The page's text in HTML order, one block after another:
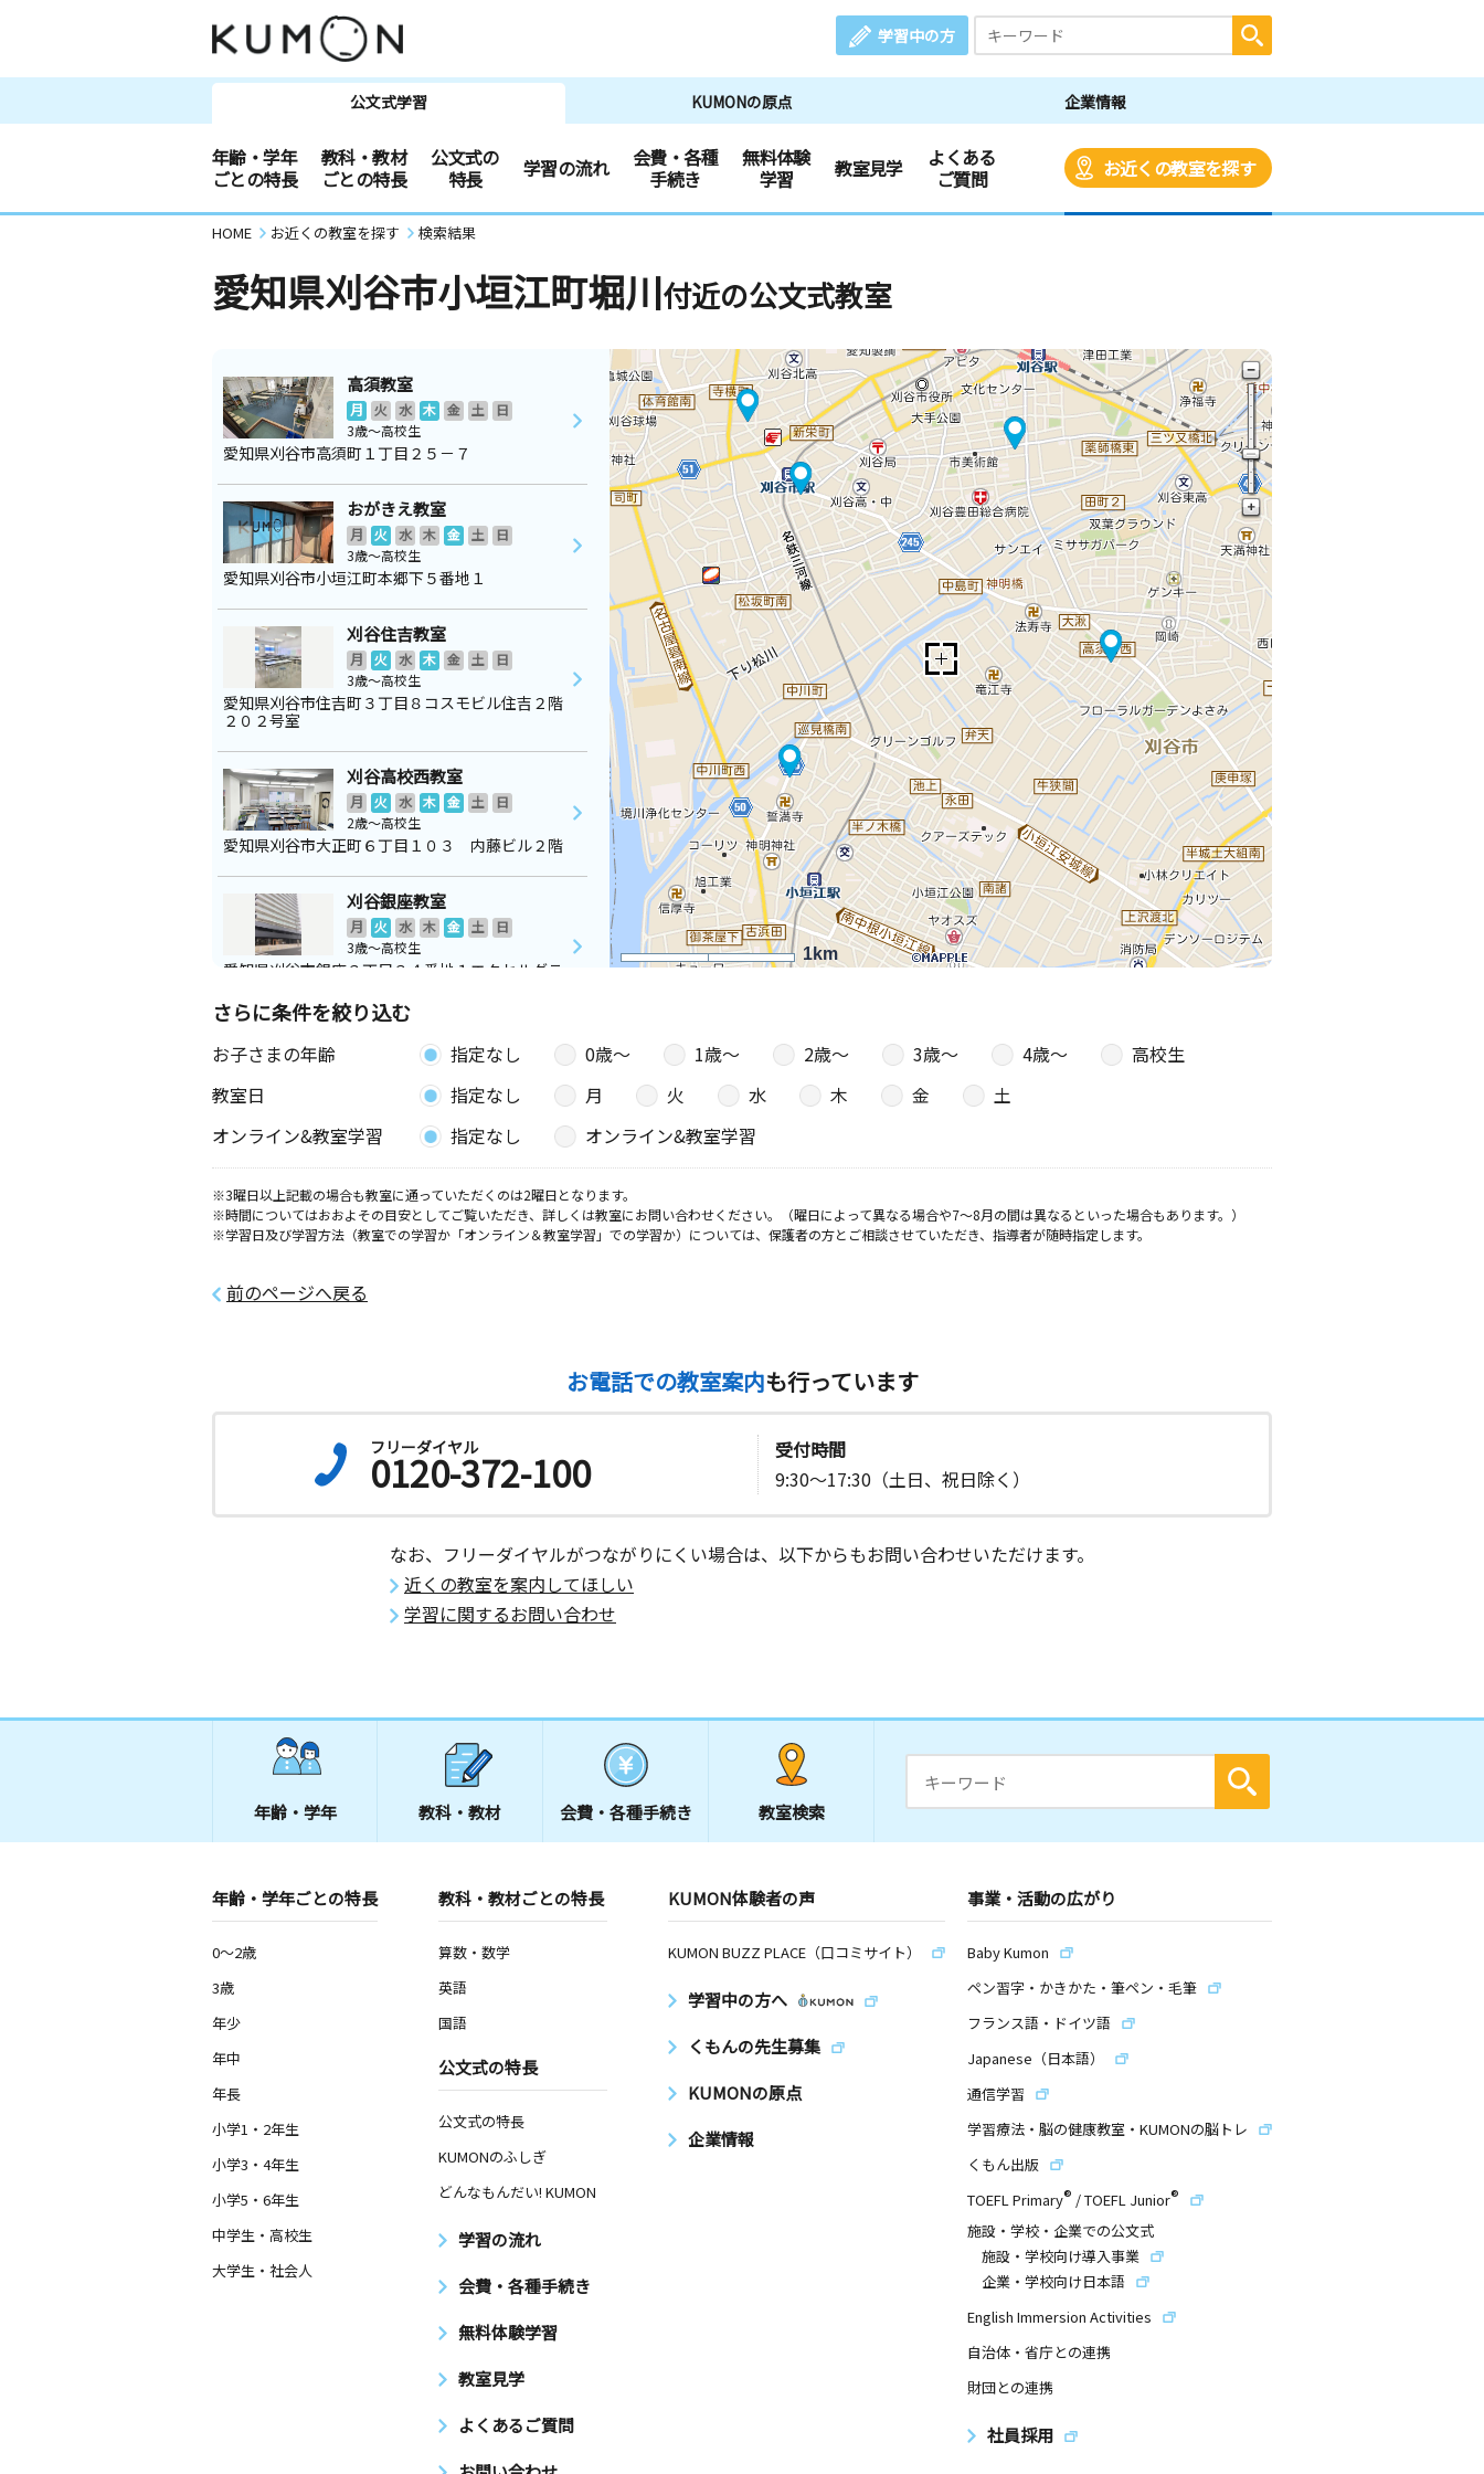
学習中の方
公文式学習 KUMONの原点 企業情報
年齢・学年
ごとの特長
教科・教材
ごとの特長
公文式の
特長
学習の流れ
会費・各種
手続き
無料体験
学習
教室見学
よくある
ご質問
お近くの教室を探す
HOME お近くの教室を探す 検索結果
愛知県刈谷市小垣江町堀川付近の公文式教室
1km
高須教室
月 火 水 木 金 土
日
3歳～高校生
愛知県刈谷市高須町１丁目２５－７
おがきえ教室
月 火 水 木 金 土
日
3歳～高校生
愛知県刈谷市小垣江町本郷下５番地１
刈谷住吉教室
月 火 水 木 金 土
日
3歳～高校生
愛知県刈谷市住吉町３丁目８コスモビル住吉２階
２０２号室
刈谷高校西教室
月 火 水 木 金 土
日
2歳～高校生
愛知県刈谷市大正町６丁目１０３ 内藤ビル２階
刈谷銀座教室
月 火 水 木 金 土
日
3歳～高校生
愛知県刈谷市銀座３丁目３４番地１エクセルグラ
さらに条件を絞り込む
お子さまの年齢 指定なし 0歳〜 1歳〜 2歳〜 3歳〜 4歳〜
高校生
教室日
指定なし 月 火 水 木 金
土
オンライン&教室学習
指定なし オンライン&教室学習
※3曜日以上記載の場合も教室に通っていただくのは2曜日となります。
※時間についてはおおよその目安としてご覧いただき、詳しくは教室にお問い合わせください。（曜日によって異なる場合や7～8月の間は異なるといった場合もあります。）
※学習日及び学習方法（教室での学習か「オンライン＆教室学習」での学習か）については、保護者の方とご相談させていただき、指導者が随時指定します。
前のページへ戻る
お電話での教室案内も行っています
フリーダイヤル
0120-372-100
受付時間
9:30～17:30（土日、祝日除く）
なお、フリーダイヤルがつながりにくい場合は、以下からもお問い合わせいただけます。
近くの教室を案内してほしい
学習に関するお問い合わせ
年齢・学年 教科・教材 会費・ 各種手続き 教室検索
年齢・学年ごとの特長
0～2歳
3歳
年少
年中
年長
小学1・2年生
小学3・4年生
小学5・6年生
中学生・高校生
大学生・社会人
教科・教材ごとの特長
算数・数学
英語
国語
公文式の特長
公文式の特長
KUMONのふしぎ
どんなもんだい! KUMON
学習の流れ
会費・各種手続き
無料体験学習
教室見学
よくあるご質問
KUMON体験者の声
KUMON BUZZ PLACE（口コミサイト）
学習中の方へ
くもんの先生募集
KUMONの原点
企業情報
事業・活動の広がり
Baby Kumon
ペン習字・かきかた・筆ペン・毛筆
フランス語・ドイツ語
Japanese（日本語）
通信学習
学習療法・脳の健康教室・KUMONの脳トレ
くもん出版
TOEFL Primary® /TOEFL Junior®
施設・学校・企業での公文式
施設・学校向け導入事業
企業・学校向け日本語
English Immersion Activities
自治体・省庁との連携
財団との連携
社員採用